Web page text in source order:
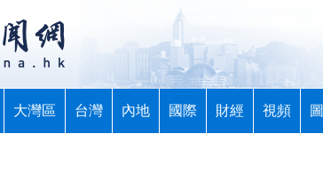
大灣區 台灣 內地 國際 財經 視頻